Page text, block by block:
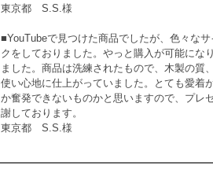
東京都 S.S.様
■YouTubeで見つけた商品でしたが、色々な
クをしておりました。やっと購入が可能にな
ました。商品は洗練されたもので、木製の質
使い心地に仕上がっていました。とても愛着
か奮発できないものかと思いますので、プレ
謝しております。
東京都 S.S.様